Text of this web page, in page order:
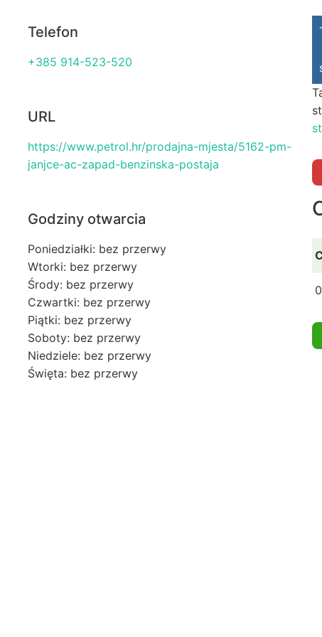
Telefon
+385 914-523-520
URL
https://www.petrol.hr/prodajna-mjesta/5162-pm-
janjce-ac-zapad-benzinska-postaja
Godziny otwarcia
Poniedziałki: bez przerwy
Wtorki: bez przerwy
Środy: bez przerwy
Czwartki: bez przerwy
Piątki: bez przerwy
Soboty: bez przerwy
Niedziele: bez przerwy
Święta: bez przerwy